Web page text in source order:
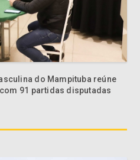
do Mampituba reúne
91 partidas disputadas